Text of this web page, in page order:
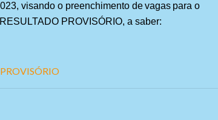
3, visando o preenchimento devagas para o
RESULTADO PROVISÓRIO, a saber: